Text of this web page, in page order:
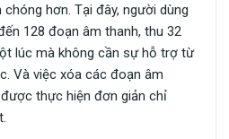
chóng hơn. Tại đây, người dùng
128 đoạn âm thanh, thu 32
lúc mà không cần sự hỗ trợ từ
Và việc xóa các đoạn âm
thực hiện đơn giản chỉ